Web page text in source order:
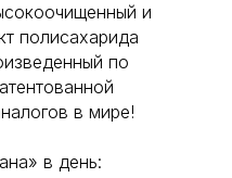
и
полисахарида
по
в мире!
в день: